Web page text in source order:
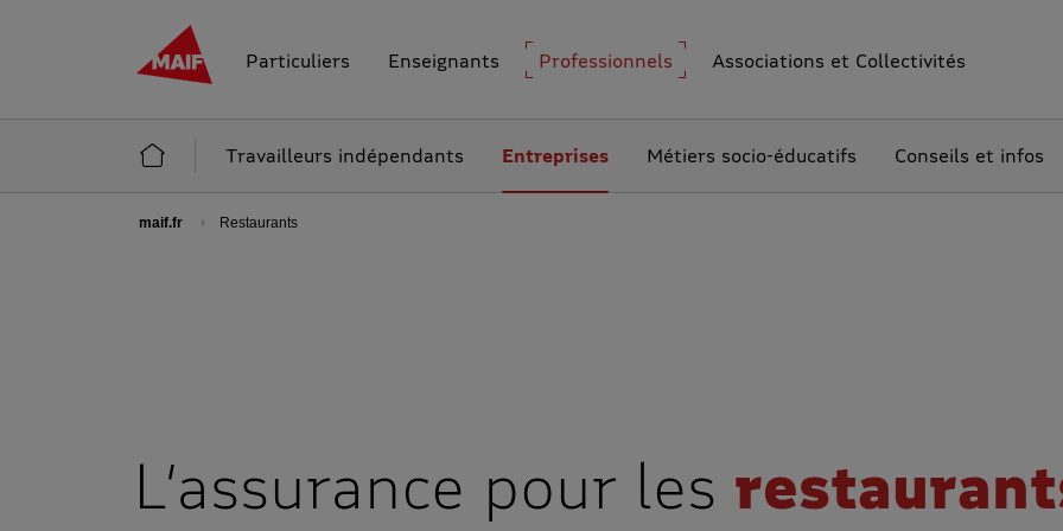
MAIF - Allez à l'accueil de maif.fr
Particuliers Enseignants Professionnels Associations et Collectivités
Accueil Professionnels
Travailleurs indépendants Entreprises Métiers socio-éducatifs Conseils et infos
maif.fr Restaurants
L’assurance pour les